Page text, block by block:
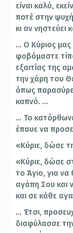
είναι καλό,
ποτέ στην
κι αν νηστεύει
… Ο Κύριος μας
φοβόμαστε
εξαιτίας της
την χάρη του
όπως
καπνό. …
… Το
έπαυε να
«Κύριε, δώσε
«Κύριε, δώσε
το Άγιο, για να
αγάπη Σου και
και σε κάθε
… Έτσι,
διαφύλασσε